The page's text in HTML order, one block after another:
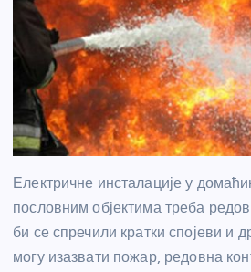
Електричне инсталације у
пословним објектима треба
би се спречили кратки спојеви и
могу изазвати пожар, редовна